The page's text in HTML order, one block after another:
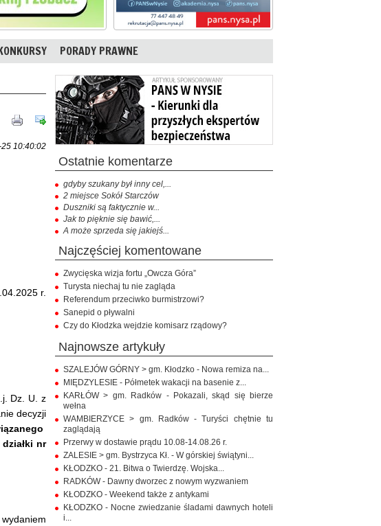
PORADY PRAWNE
10:40:02
r.
Dz. U. z
decyzji
nr
ostatnie komentarze
gdyby szukany był inny cel,...
2 miejsce Sokół Starczów
Duszniki są faktycznie w...
Jak to pięknie się bawić,...
A może sprzeda się jakiejś...
najczęściej komentowane
Zwycięska wizja fortu „Owcza Góra”
Turysta niechaj tu nie zagląda
Referendum przeciwko burmistrzowi?
Sanepid o pływalni
Czy do Kłodzka wejdzie komisarz rządowy?
najnowsze artykuły
SZALEJÓW GÓRNY > gm. Kłodzko - Nowa remiza na...
MIĘDZYLESIE - Półmetek wakacji na basenie z...
KARŁÓW > gm. Radków - Pokazali, skąd się bierze
wełna
WAMBIERZYCE > gm. Radków - Turyści chętnie tu
zaglądają
Przerwy w dostawie prądu 10.08-14.08.26 r.
ZALESIE > gm. Bystrzyca Kł. - W górskiej świątyni...
KŁODZKO - 21. Bitwa o Twierdzę. Wojska...
RADKÓW - Dawny dworzec z nowym wyzwaniem
KŁODZKO - Weekend także z antykami
KŁODZKO - Nocne zwiedzanie śladami dawnych hoteli
i...